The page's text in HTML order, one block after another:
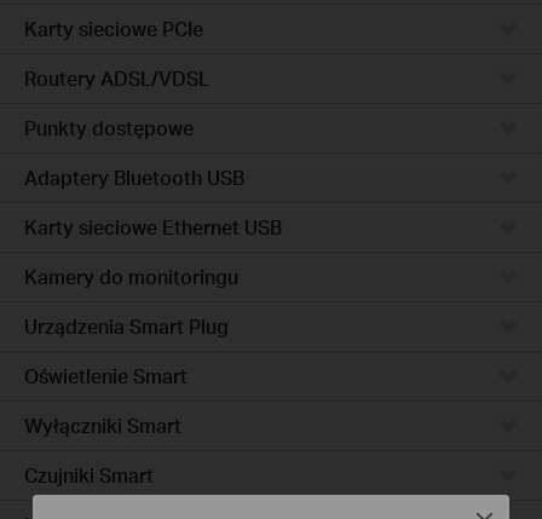
Karty sieciowe PCIe
Routery ADSL/VDSL
Punkty dostępowe
Adaptery Bluetooth USB
Karty sieciowe Ethernet USB
Kamery do monitoringu
Urządzenia Smart Plug
Oświetlenie Smart
Wyłączniki Smart
Czujniki Smart